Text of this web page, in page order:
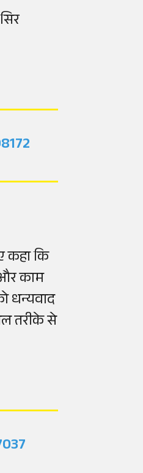
कहा कि
काम
धन्यवाद
तरीके से